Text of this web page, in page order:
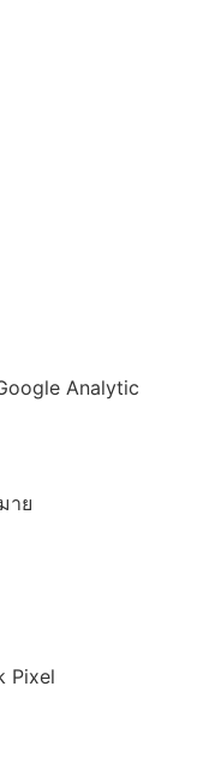
Analytic
าย
Pixel